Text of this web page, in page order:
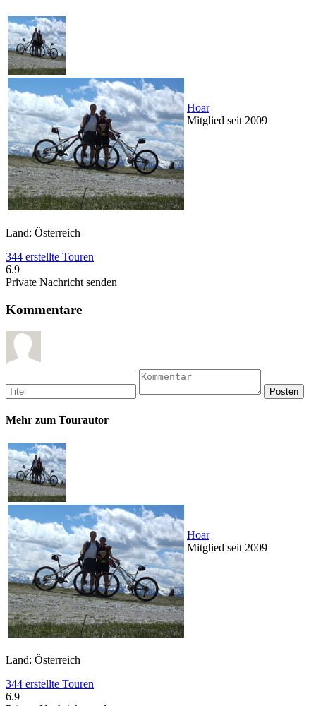
Hoar
Mitglied seit 2009
Land: Österreich
344 erstellte Touren
6.9
Private Nachricht senden
Kommentare
Mehr zum Tourautor
Hoar
Mitglied seit 2009
Land: Österreich
344 erstellte Touren
6.9